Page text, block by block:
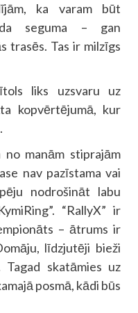
ka varam būt
seguma – gan
trasēs. Tas ir milzīgs
liks uzsvaru uz
kopvērtējumā, kur
manām stiprajām
nav pazīstama vai
nodrošināt labu
“RallyX” ir
– ātrums ir
līdzjutēji bieži
skatāmies uz
posmā, kādi būs